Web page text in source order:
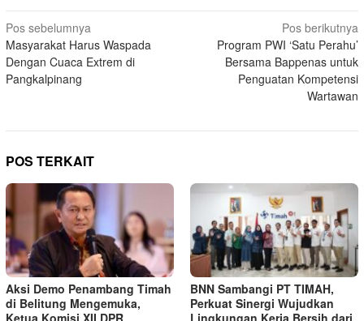
Navigasi
pos
Pos sebelumnya
Masyarakat Harus Waspada
Dengan Cuaca Extrem di
Pangkalpinang
Pos berikutnya
Program PWI ‘Satu Perahu’
Bersama Bappenas untuk
Penguatan Kompetensi
Wartawan
POS TERKAIT
Aksi Demo Penambang Timah
di Belitung Mengemuka,
Ketua Komisi XII DPR
BNN Sambangi PT TIMAH,
Perkuat Sinergi Wujudkan
Lingkungan Kerja Bersih dari